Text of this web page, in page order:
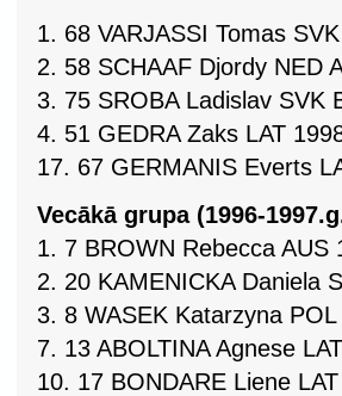
1. 68 VARJASSI Tomas
2. 58 SCHAAF Djordy NED
3. 75 SROBA Ladislav SVK
4. 51 GEDRA Zaks LAT
17. 67 GERMANIS Everts
Vecākā grupa (1996-
1. 7 BROWN Rebecca
2. 20 KAMENICKA Daniela
3. 8 WASEK Katarzyna
7. 13 ABOLTINA Agnese
10. 17 BONDARE Liene